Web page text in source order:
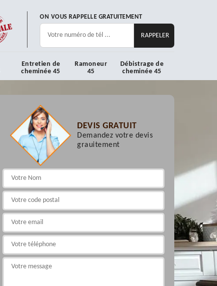
ON VOUS RAPPELLE GRATUITEMENT
Entretien de
cheminée 45
Ramoneur
45
Débistrage de
cheminée 45
DEVIS GRATUIT
Demandez votre devis
grauitement